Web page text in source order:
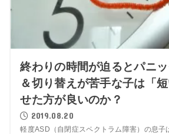
終わりの時間が迫るとパニ
＆切り替えが苦手な子は「
せた方が良いのか？
2019.08.20
軽度ASD（自閉症スペクトラム障害）の息子